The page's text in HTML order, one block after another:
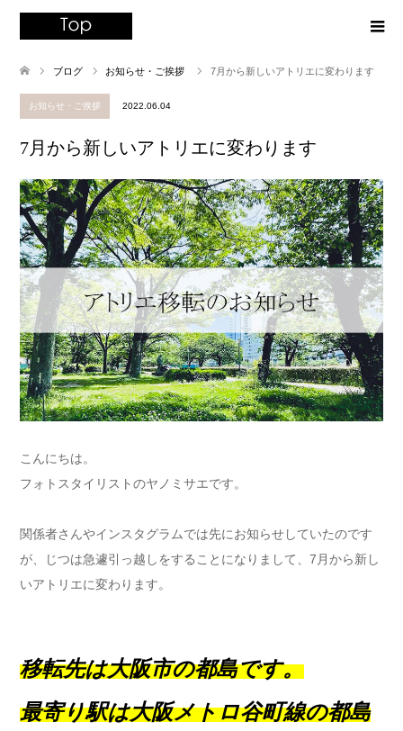
ブログ お知らせ・ご挨拶 7月から新しいアトリエに変わります
お知らせ・ご挨拶 2022.06.04
7月から新しいアトリエに変わります
こんにちは。
フォトスタイリストのヤノミサエです。
関係者さんやインスタグラムでは先にお知らせしていたのです
が、じつは急遽引っ越しをすることになりまして、7月から新し
いアトリエに変わります。
移転先は大阪市の都島です。
最寄り駅は大阪メトロ谷町線の都島